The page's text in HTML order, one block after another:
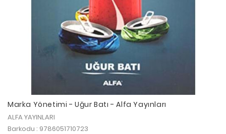
Marka Yönetimi - Uğur Batı - Alfa Yayınları
ALFA YAYINLARI
Barkodu : 9786051710723